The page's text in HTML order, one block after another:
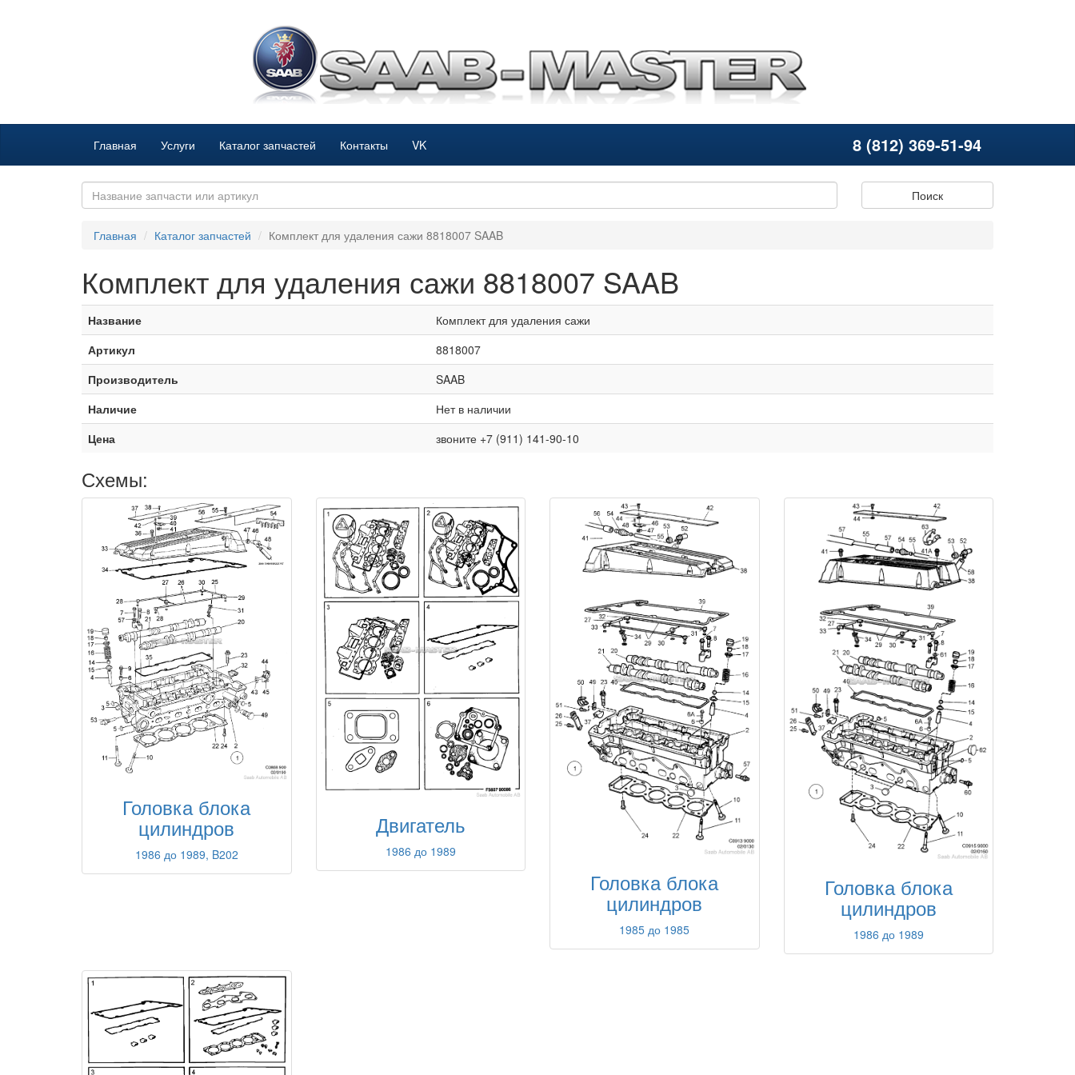
Главная Услуги Каталог запчастей Контакты VK 8 (812) 369-51-94
Поиск
Главная Каталог запчастей Комплект для удаления сажи 8818007 SAAB
Комплект для удаления сажи 8818007 SAAB
Название
Комплект для удаления сажи
Артикул
8818007
Производитель
SAAB
Наличие
Нет в наличии
Цена
звоните +7 (911) 141-90-10
Схемы:
Головка блока
цилиндров
1986 до 1989, B202
Двигатель
1986 до 1989
Головка блока
цилиндров
1985 до 1985
Головка блока
цилиндров
1986 до 1989